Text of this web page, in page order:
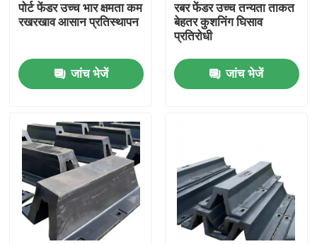
उत्पाद
वीडियो
हमारे बारे में
पोर्ट फेंडर उच्च भार क्षमता कम
रखरखाव आसान प्रतिस्थापन
जांच भेजें
रबर फेंडर उच्च तन्यता ताकत
बेहतर कुशनिंग घिसाव
प्रतिरोधी
जांच भेजें